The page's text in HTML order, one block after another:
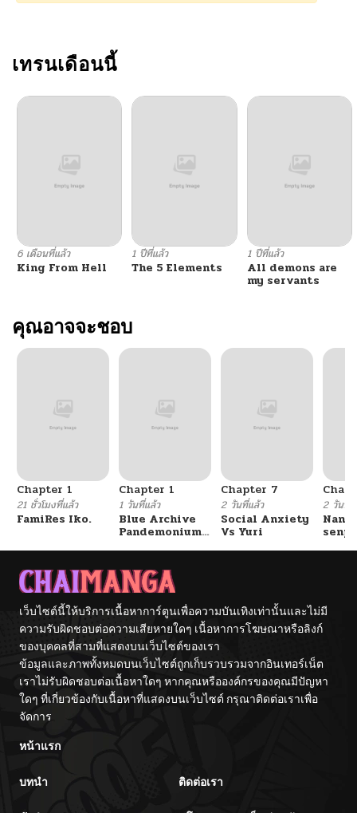
เทรนเดือนนี้
6 เดือนที่แล้ว
King From Hell
1 ปีที่แล้ว
The 5 Elements
1 ปีที่แล้ว
All demons are
my servants
คุณอาจจะชอบ
Chapter 1
21 ชั่วโมงที่แล้ว
FamiRes Iko.
Chapter 1
1 วันที่แล้ว
Blue Archive
Pandemonium
Chapter 7
2 วันที่แล้ว
Social Anxiety
Vs Yuri
2 วันที่แ
เว็บไซต์นี้ให้บริการเนื้อหาการ์ตูนเพื่อความบันเทิงเท่านั้นและไม่มี
ความรับผิดชอบต่อความเสียหายใดๆ เนื้อหาการโฆษณาหรือลิงก์
ของบุคคลที่สามที่แสดงบนเว็บไซต์ของเรา
ข้อมูลและภาพทั้งหมดบนเว็บไซต์ถูกเก็บรวบรวมจากอินเทอร์เน็ต
เราไม่รับผิดชอบต่อเนื้อหาใดๆ หากคุณหรือองค์กรของคุณมีปัญหา
ใดๆ ที่เกี่ยวข้องกับเนื้อหาที่แสดงบนเว็บไซต์ กรุณาติดต่อเราเพื่อ
จัดการ
หน้าแรก
บทนำ ติดต่อเรา